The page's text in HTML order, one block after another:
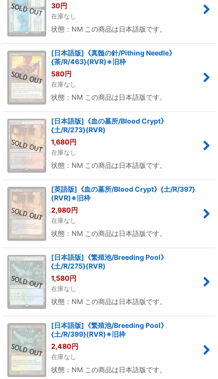
30円
在庫なし
状態：NM この商品は日本語版です。
[日本語版]《真髄の針/Pithing Needle》
{茶/R/463}(RVR)※旧枠
580円
在庫なし
状態：NM この商品は日本語版です。
[日本語版]《血の墓所/Blood Crypt》
{土/R/273}(RVR)
1,680円
在庫なし
状態：NM この商品は日本語版です。
[英語版]《血の墓所/Blood Crypt》{土/R/397}
(RVR)※旧枠
2,980円
在庫なし
状態：NM この商品は日本語版です。
[日本語版]《繁殖池/Breeding Pool》
{土/R/275}(RVR)
1,580円
在庫なし
状態：NM この商品は日本語版です。
[日本語版]《繁殖池/Breeding Pool》
{土/R/399}(RVR)※旧枠
2,480円
在庫なし
状態：NM この商品は日本語版です。